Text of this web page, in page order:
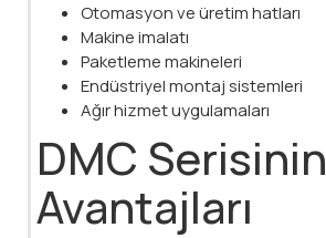
Otomasyon ve üretim hatları
Makine imalatı
Paketleme makineleri
Endüstriyel montaj sistemleri
Ağır hizmet uygulamaları
DMC Serisinin
Avantajları